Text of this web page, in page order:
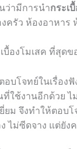
ว่ามีการนำกระเ
ครัว ห้องอาหาร
อบโจทย์ในเรื่อง
ใช้งานอีกด้วย ไ
ยี่ยม จึงทำให้ตอ
ไม่ซีดจาง แต่ยัง